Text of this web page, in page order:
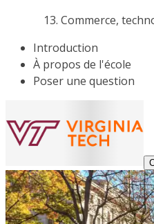
Commerce,
Introduction
À propos de l'école
Poser une question